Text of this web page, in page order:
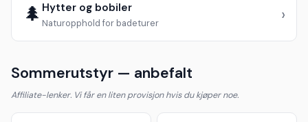
🌲 Hytter og bobiler
Naturopphold for badeturer ›
Sommerutstyr — anbefalt
Affiliate-lenker. Vi får en liten provisjon hvis du kjøper noe.